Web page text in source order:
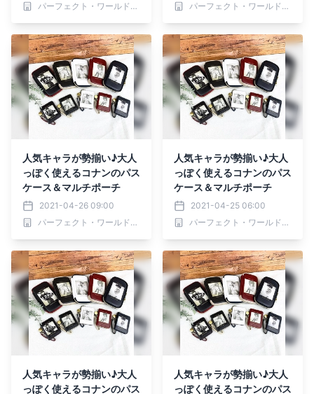
パーフェクト・ワールド株式会社
パーフェクト・ワールド株式会社
人気キャラが勢揃い♪大人
っぽく使えるコナンのパス
ケース＆マルチポーチ
2021-04-26 09:00
パーフェクト・ワールド株式会社
人気キャラが勢揃い♪大人
っぽく使えるコナンのパス
ケース＆マルチポーチ
2021-04-25 06:00
パーフェクト・ワールド株式会社
人気キャラが勢揃い♪大人
っぽく使えるコナンのパス
人気キャラが勢揃い♪大人
っぽく使えるコナンのパス